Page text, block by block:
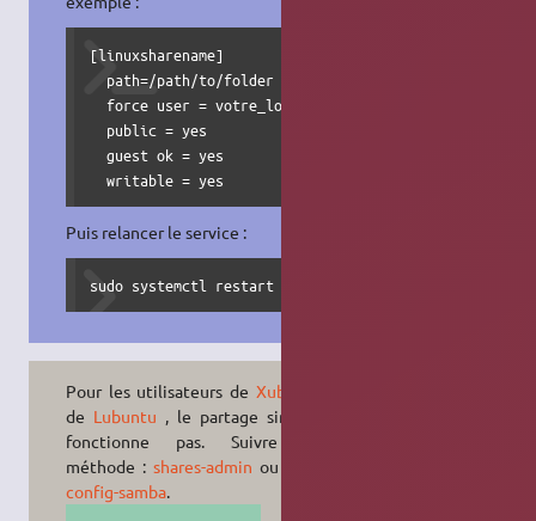
[linuxsharename]
  path=/path/to/folder
  force user = votre_login_Ubuntu
  public = yes
  guest ok = yes
  writable = yes
Puis relancer le service :
sudo systemctl restart smbd
Pour les utilisateurs de Xubuntu
de Lubuntu , le partage simple ne
fonctionne pas. Suivre cette
méthode :shares-admin ou
config-samba.